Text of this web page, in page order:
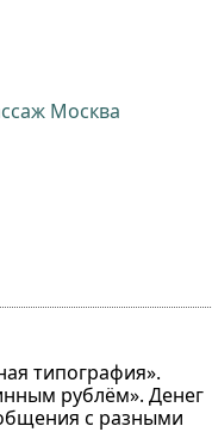
Москва
типография».
рублём». Денег
с разными